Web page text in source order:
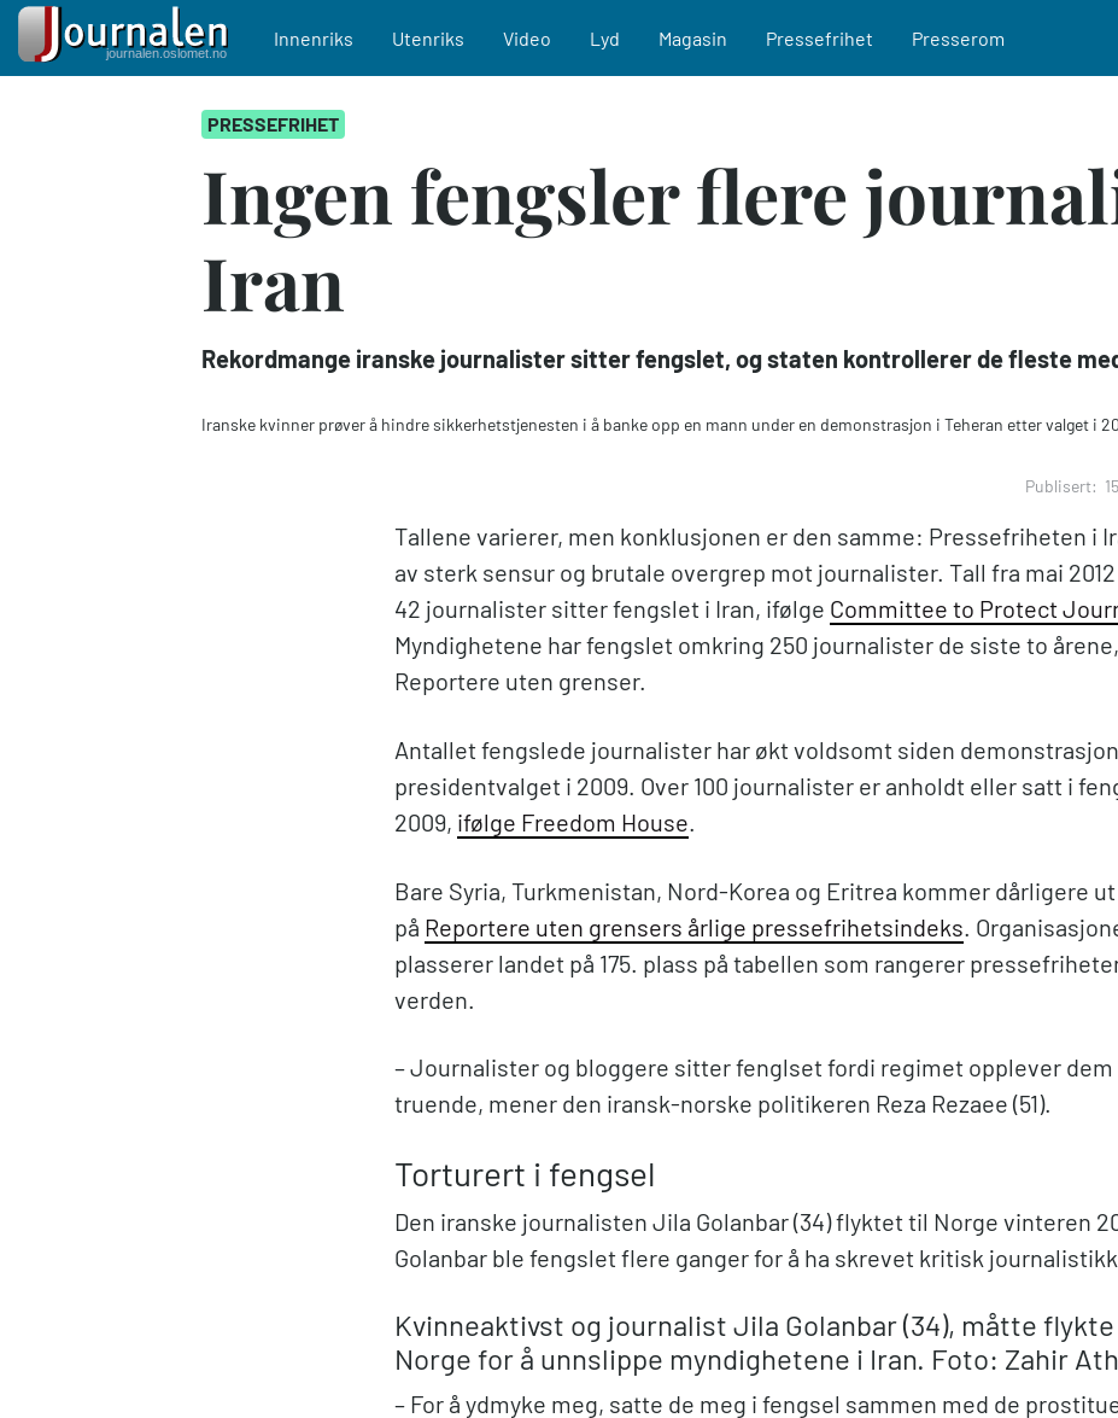
Main navigation
Innenriks Utenriks Video Lyd Magasin Pressefrihet Presserom
PRESSEFRIHET
Ingen fengsler flere
Iran
Rekordmange iranske journalister sitter fengslet, og staten kontrollerer de fleste
Iranske kvinner prøver å hindre sikkerhetstjenesten i å banke opp en mann under en demonstrasjon i Teheran etter valget i
Publisert:
Tallene varierer, men konklusjonen er den samme: Pressefriheten i
av sterk sensur og brutale overgrep mot journalister. Tall fra mai
42 journalister sitter fengslet i Iran, ifølge Committee to Protect
Myndighetene har fengslet omkring 250 journalister de siste to
Reportere uten grenser.
Antallet fengslede journalister har økt voldsomt siden
presidentvalget i 2009. Over 100 journalister er anholdt eller satt i
2009, ifølge Freedom House
Bare Syria, Turkmenistan, Nord-Korea og Eritrea kommer dårligere
på Reportere uten grensers årlige pressefrihetsindeks .
plasserer landet på 175. plass på tabellen som rangerer
verden.
– Journalister og bloggere sitter fenglset fordi regimet opplever dem
truende, mener den iransk-norske politikeren Reza Rezaee (51).
Torturert i fengsel
Den iranske journalisten Jila Golanbar (34) flyktet til Norge vinteren
Golanbar ble fengslet flere ganger for å ha skrevet kritisk
Kvinneaktivst og journalist Jila Golanbar (34), måtte
Norge for å unnslippe myndighetene i Iran. Foto: Zahir
– For å ydmyke meg, satte de meg i fengsel sammen med de